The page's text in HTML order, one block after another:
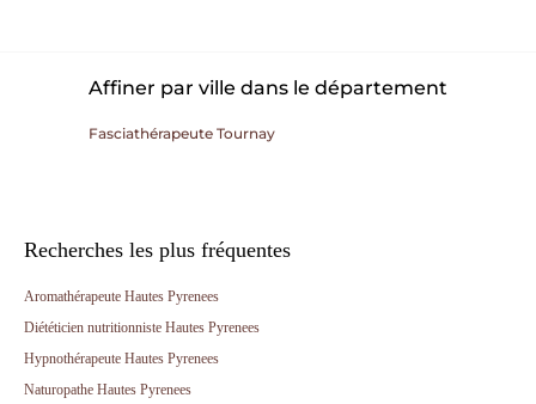
Affiner par ville dans le département
Fasciathérapeute Tournay
Recherches les plus fréquentes
Aromathérapeute Hautes Pyrenees
Diététicien nutritionniste Hautes Pyrenees
Hypnothérapeute Hautes Pyrenees
Naturopathe Hautes Pyrenees